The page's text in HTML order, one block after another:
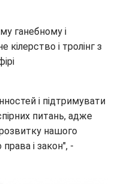
ганебному і
кілерство і тролінг з
і підтримувати
питань, адже
нашого
і закон", -